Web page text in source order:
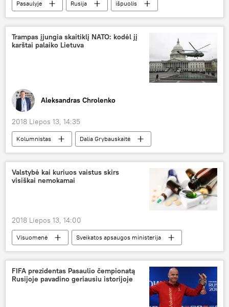
Pasaulyje Rusija
išpuolis
diplomatai
Trampas įjungia skaitiklį NATO: kodėl jį
karštai palaiko Lietuva
Aleksandras Chrolenko
2018 Liepos 13, 14:35
Kolumnistas
Dalia Grybauskaitė
Donaldas Trampas
NATO
Valstybė kai kuriuos vaistus skirs
visiškai nemokamai
2018 Liepos 13, 14:00
Visuomenė
Sveikatos apsaugos ministerija
vaistai
nemokamai
kompensuojamieji vaistai
FIFA prezidentas Pasaulio čempionatą
Rusijoje pavadino geriausiu istorijoje